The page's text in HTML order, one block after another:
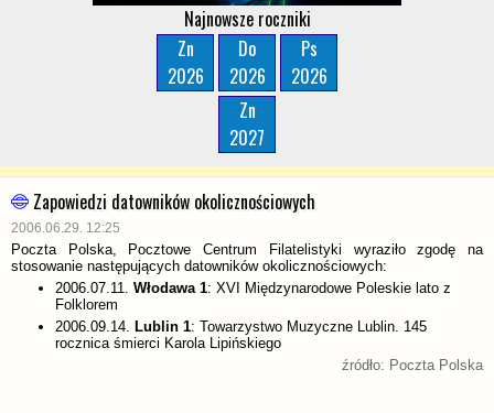
Najnowsze roczniki
Zn
2026
Do
2026
Ps
2026
Zn
2027
Zapowiedzi datowników okolicznościowych
2006.06.29. 12:25
Poczta Polska, Pocztowe Centrum Filatelistyki wyraziło zgodę na
stosowanie następujących datowników okolicznościowych:
2006.07.11. Włodawa 1: XVI Międzynarodowe Poleskie lato z
Folklorem
2006.09.14. Lublin 1: Towarzystwo Muzyczne Lublin. 145
rocznica śmierci Karola Lipińskiego
źródło: Poczta Polska